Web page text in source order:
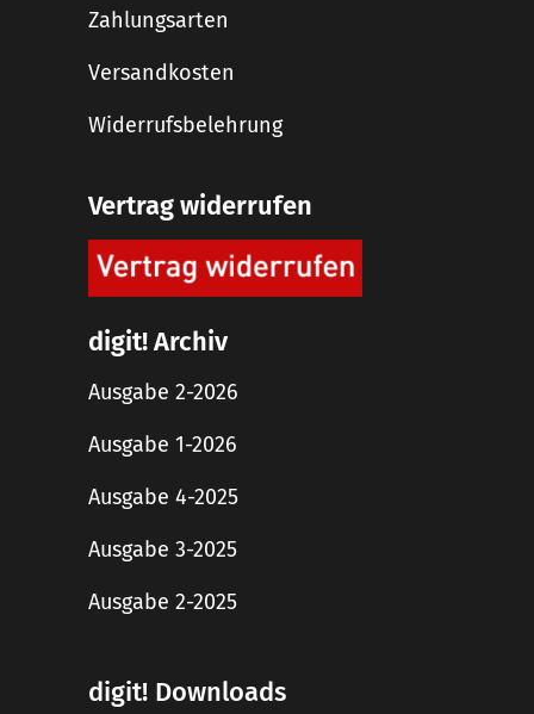
Zahlungsarten
Versandkosten
Widerrufsbelehrung
Vertrag widerrufen
digit! Archiv
Ausgabe 2-2026
Ausgabe 1-2026
Ausgabe 4-2025
Ausgabe 3-2025
Ausgabe 2-2025
digit! Downloads